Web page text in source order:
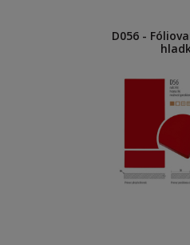
D056 -